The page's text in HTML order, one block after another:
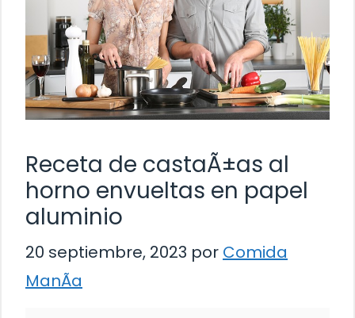
Receta de castaÃ±as al
horno envueltas en papel
aluminio
20 septiembre, 2023 por Comida
ManÃ­a